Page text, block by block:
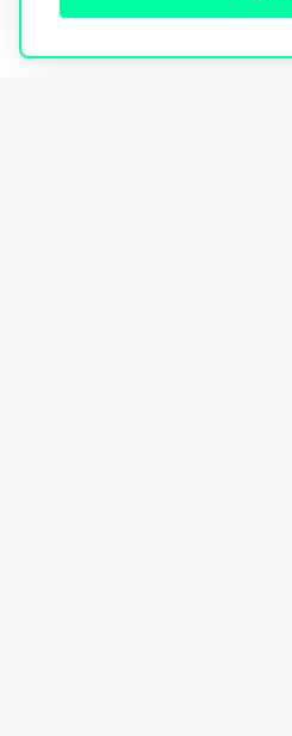
Política de privacidade